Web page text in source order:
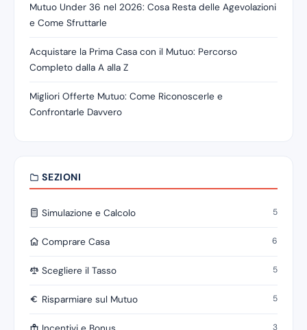
Mutuo Under 36 nel 2026: Cosa Resta delle Agevolazioni
e Come Sfruttarle
Acquistare la Prima Casa con il Mutuo: Percorso
Completo dalla A alla Z
Migliori Offerte Mutuo: Come Riconoscerle e
Confrontarle Davvero
SEZIONI
Simulazione e Calcolo 5
Comprare Casa 6
Scegliere il Tasso 5
Risparmiare sul Mutuo 5
3